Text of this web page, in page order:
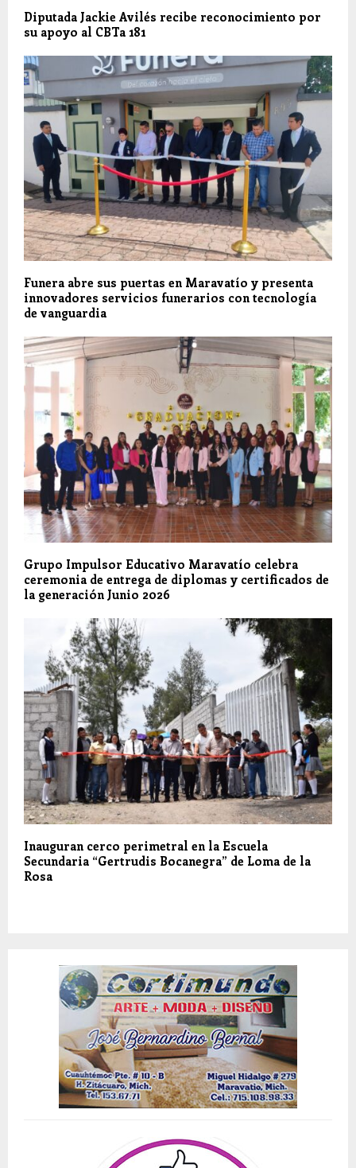
Diputada Jackie Avilés recibe reconocimiento por
su apoyo al CBTa 181
Funera abre sus puertas en Maravatío y presenta
innovadores servicios funerarios con tecnología
de vanguardia
Grupo Impulsor Educativo Maravatío celebra
ceremonia de entrega de diplomas y certificados de
la generación Junio 2026
Inauguran cerco perimetral en la Escuela
Secundaria “Gertrudis Bocanegra” de Loma de la
Rosa